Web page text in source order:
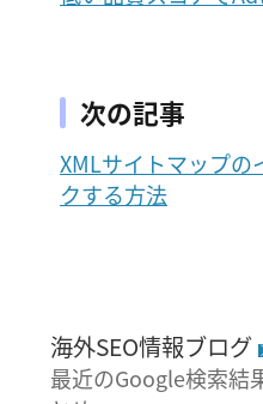
次の記事
XMLサイトマップの
クする方法
海外SEO情報ブログ
最近のGoogle検索結